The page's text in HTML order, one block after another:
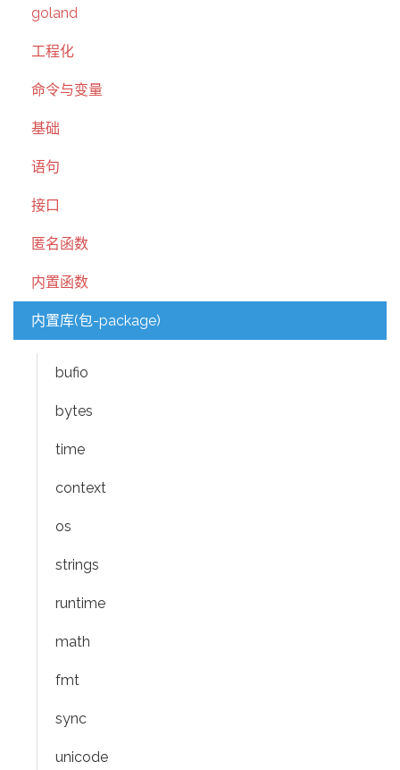
goland
工程化
命令与变量
基础
语句
接口
匿名函数
内置函数
内置库(包-package)
bufio
bytes
time
context
os
strings
runtime
math
fmt
sync
unicode